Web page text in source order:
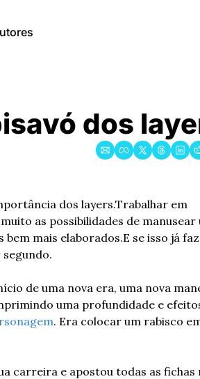
dos
dos layers.Trabalhar em
as possibilidades de manusear
mais elaborados.E se isso já faz
de uma nova era, uma nova
uma profundidade e
. Era colocar um rabisco
carreira e apostou todas as fichas